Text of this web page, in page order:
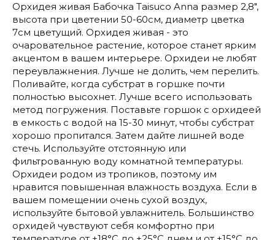
Орхидея живая Бабочка Taisuco Anna размер 2,8",
высота при цветении 50-60см, диаметр цветка
7см цветущий. Орхидея живая - это
очаровательное растение, которое станет ярким
акцентом в вашем интерьере. Орхидеи не любят
переувлажнения. Лучше не долить, чем перелить.
Поливайте, когда субстрат в горшке почти
полностью высохнет. Лучше всего использовать
метод погружения. Поставьте горшок с орхидеей
в емкость с водой на 15-30 минут, чтобы субстрат
хорошо пропитался. Затем дайте лишней воде
стечь. Используйте отстоянную или
фильтрованную воду комнатной температуры.
Орхидеи родом из тропиков, поэтому им
нравится повышенная влажность воздуха. Если в
вашем помещении очень сухой воздух,
используйте бытовой увлажнитель. Большинство
орхидей чувствуют себя комфортно при